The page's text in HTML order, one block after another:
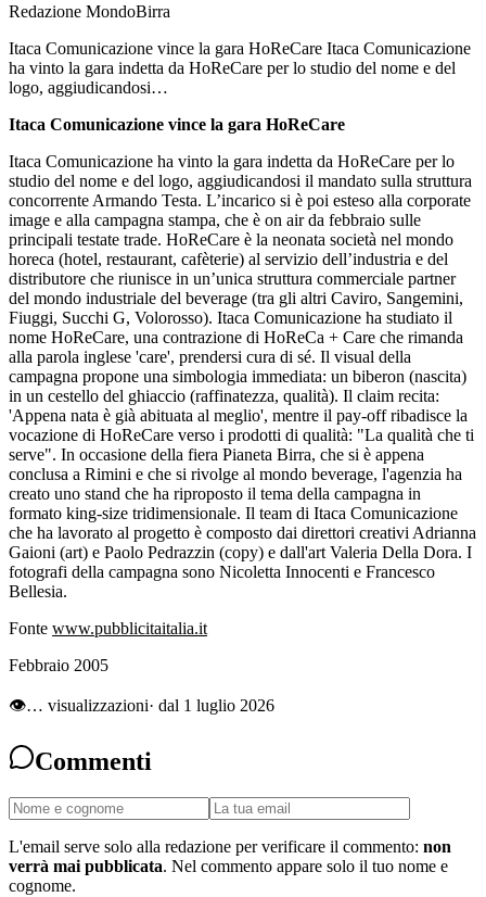
Redazione MondoBirra
Itaca Comunicazione vince la gara HoReCare Itaca Comunicazione
ha vinto la gara indetta da HoReCare per lo studio del nome e del
logo, aggiudicandosi…
Itaca Comunicazione vince la gara HoReCare
Itaca Comunicazione ha vinto la gara indetta da HoReCare per lo
studio del nome e del logo, aggiudicandosi il mandato sulla struttura
concorrente Armando Testa. L’incarico si è poi esteso alla corporate
image e alla campagna stampa, che è on air da febbraio sulle
principali testate trade. HoReCare è la neonata società nel mondo
horeca (hotel, restaurant, cafèterie) al servizio dell’industria e del
distributore che riunisce in un’unica struttura commerciale partner
del mondo industriale del beverage (tra gli altri Caviro, Sangemini,
Fiuggi, Succhi G, Volorosso). Itaca Comunicazione ha studiato il
nome HoReCare, una contrazione di HoReCa + Care che rimanda
alla parola inglese 'care', prendersi cura di sé. Il visual della
campagna propone una simbologia immediata: un biberon (nascita)
in un cestello del ghiaccio (raffinatezza, qualità). Il claim recita:
'Appena nata è già abituata al meglio', mentre il pay-off ribadisce la
vocazione di HoReCare verso i prodotti di qualità: "La qualità che ti
serve". In occasione della fiera Pianeta Birra, che si è appena
conclusa a Rimini e che si rivolge al mondo beverage, l'agenzia ha
creato uno stand che ha riproposto il tema della campagna in
formato king-size tridimensionale. Il team di Itaca Comunicazione
che ha lavorato al progetto è composto dai direttori creativi Adrianna
Gaioni (art) e Paolo Pedrazzin (copy) e dall'art Valeria Della Dora. I
fotografi della campagna sono Nicoletta Innocenti e Francesco
Bellesia.
Fonte www.pubblicitaitalia.it
Febbraio 2005
👁… visualizzazioni· dal 1 luglio 2026
Commenti
L'email serve solo alla redazione per verificare il commento: non
verrà mai pubblicata. Nel commento appare solo il tuo nome e
cognome.